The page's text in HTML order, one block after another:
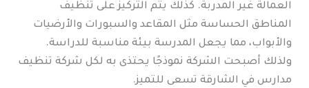
العمالة غير المدربة. كذلك يتم التركيز على تنظيف
المناطق الحساسة مثل المقاعد والسبورات والأرضيات
والأبواب، مما يجعل المدرسة بيئة مناسبة للدراسة.
ولذلك أصبحت الشركة نموذجًا يحتذى به لكل شركة تنظيف
مدارس في الشارقة تسعى للتميز.